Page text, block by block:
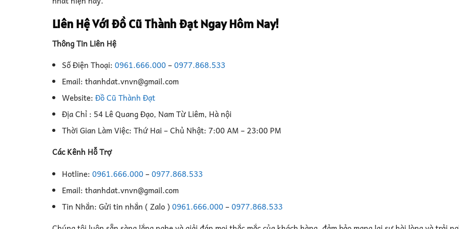
Liên Hệ Với Đồ Cũ Thành Đạt Ngay Hôm Nay!
Thông Tin Liên Hệ
Số Điện Thoại:0961.666.000 –0977.868.533
Email: thanhdat.vnvn@gmail.com
Website:Đồ Cũ Thành Đạt
Địa Chỉ : 54 Lê Quang Đạo, Nam Từ Liêm, Hà nội
Thời Gian Làm Việc: Thứ Hai – Chủ Nhật: 7:00 AM – 23:00 PM
Các Kênh Hỗ Trợ
Hotline:0961.666.000 –0977.868.533
Email: thanhdat.vnvn@gmail.com
Tin Nhắn: Gửi tin nhắn ( Zalo )0961.666.000 –0977.868.533